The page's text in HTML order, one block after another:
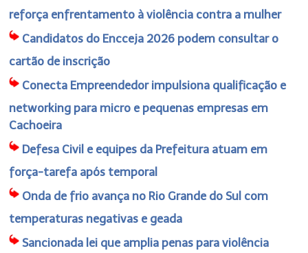
reforça enfrentamento à violência contra a mulher
Candidatos do Encceja 2026 podem consultar o
cartão de inscrição
Conecta Empreendedor impulsiona qualificação e
networking para micro e pequenas empresas em
Cachoeira
Defesa Civil e equipes da Prefeitura atuam em
força-tarefa após temporal
Onda de frio avança no Rio Grande do Sul com
temperaturas negativas e geada
Sancionada lei que amplia penas para violência